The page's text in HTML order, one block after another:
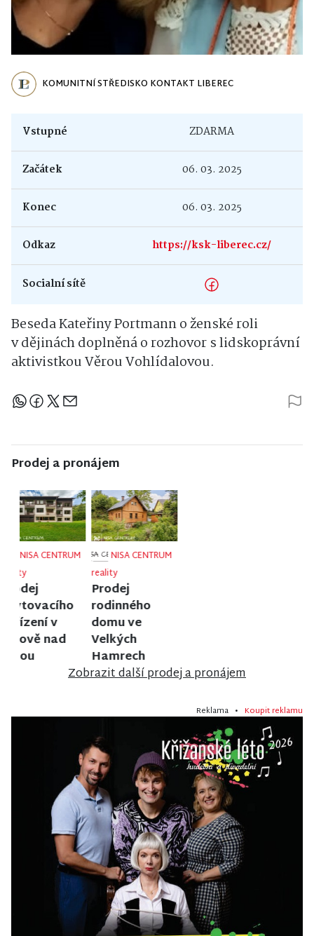
KOMUNITNÍ STŘEDISKO KONTAKT LIBEREC
Vstupné ZDARMA
Začátek 06. 03. 2025
Konec 06. 03. 2025
Odkaz https://ksk-liberec.cz/
Socialní sítě
Beseda Kateřiny Portmann o ženské roli
v dějinách doplněná o rozhovor s lidskoprávní
aktivistkou Věrou Vohlídalovou.
Sdílejte článek
Prodej a pronájem
NISA CENTRUM
reality
Prodej
bungalovu v
anglosaském
stylu u zámku
Sychrov
NISA CENTRUM
reality
Prodej
rodinného
domu ve
Vrchlabí
Zobrazit další prodej a pronájem
Reklama • Koupit reklamu